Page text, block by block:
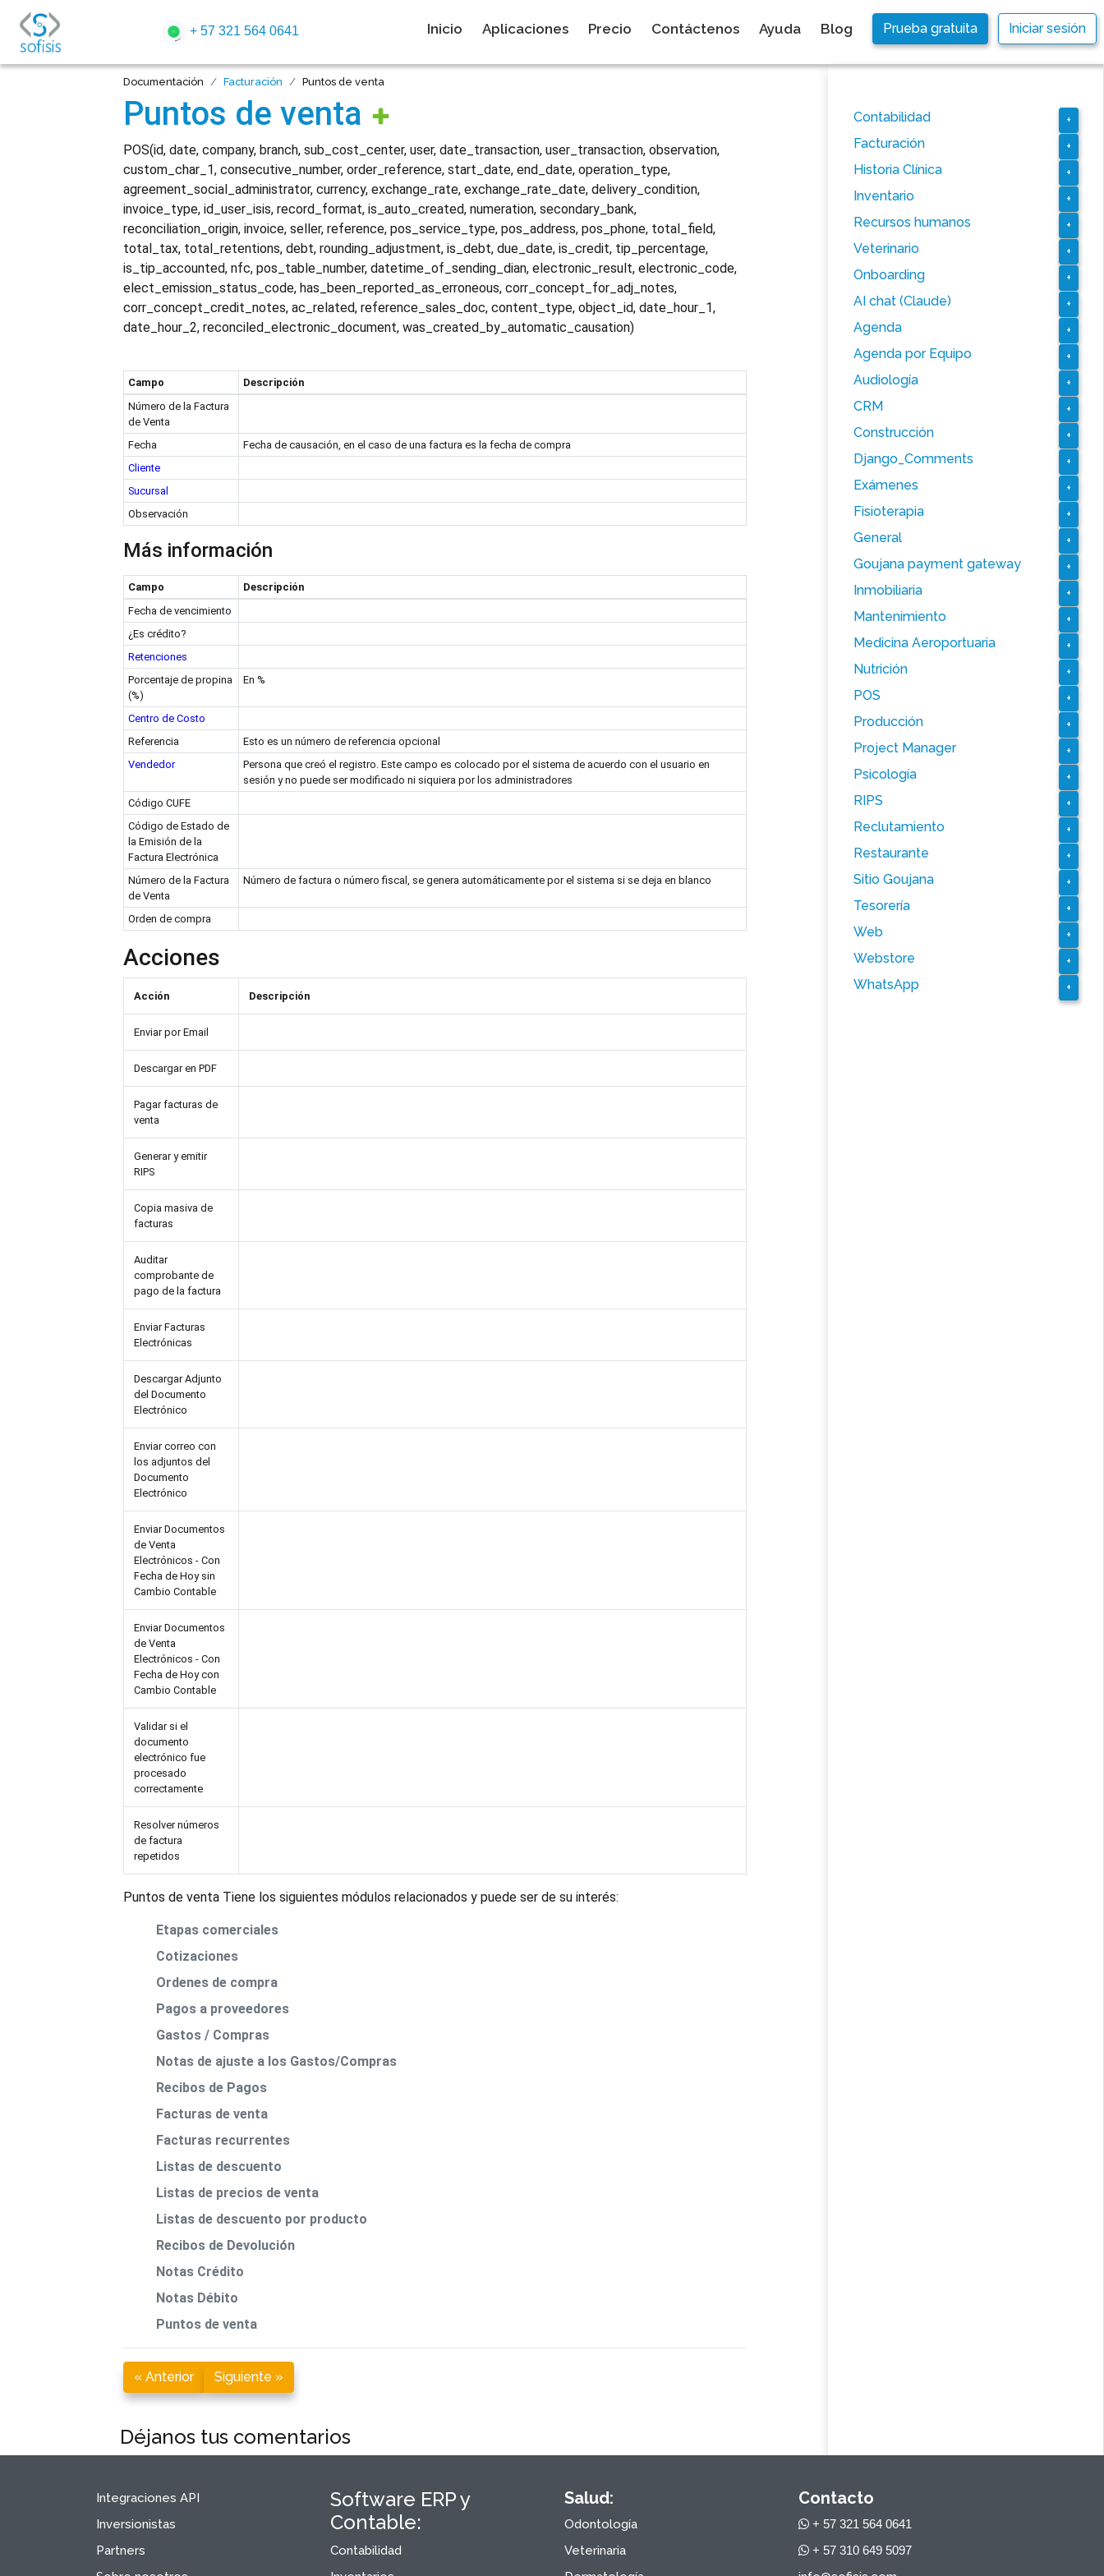
+ 57 321 564 0641 Inicio Aplicaciones Precio Contáctenos Ayuda Blog Prueba gratuita Iniciar sesión
Documentación Facturación Puntos de venta
Puntos de venta
POS(id, date, company, branch, sub_cost_center, user, date_transaction, user_transaction, observation,
custom_char_1, consecutive_number, order_reference, start_date, end_date, operation_type,
agreement_social_administrator, currency, exchange_rate, exchange_rate_date, delivery_condition,
invoice_type, id_user_isis, record_format, is_auto_created, numeration, secondary_bank,
reconciliation_origin, invoice, seller, reference, pos_service_type, pos_address, pos_phone, total_field,
total_tax, total_retentions, debt, rounding_adjustment, is_debt, due_date, is_credit, tip_percentage,
is_tip_accounted, nfc, pos_table_number, datetime_of_sending_dian, electronic_result, electronic_code,
elect_emission_status_code, has_been_reported_as_erroneous, corr_concept_for_adj_notes,
corr_concept_credit_notes, ac_related, reference_sales_doc, content_type, object_id, date_hour_1,
date_hour_2, reconciled_electronic_document, was_created_by_automatic_causation)
Campo
Descripción
Número de la Factura
de Venta
Fecha
Fecha de causación, en el caso de una factura es la fecha de compra
Cliente
Sucursal
Observación
Más información
Campo
Descripción
Fecha de vencimiento
¿Es crédito?
Retenciones
Porcentaje de propina
(%)
En %
Centro de Costo
Referencia
Esto es un número de referencia opcional
Vendedor
Persona que creó el registro. Este campo es colocado por el sistema de acuerdo con el usuario en
sesión y no puede ser modificado ni siquiera por los administradores
Código CUFE
Código de Estado de
la Emisión de la
Factura Electrónica
Número de la Factura
de Venta
Número de factura o número fiscal, se genera automáticamente por el sistema si se deja en blanco
Orden de compra
Acciones
Acción Descripción
Enviar por Email
Descargar en PDF
Pagar facturas de
venta
Generar y emitir
RIPS
Copia masiva de
facturas
Auditar
comprobante de
pago de la factura
Enviar Facturas
Electrónicas
Descargar Adjunto
del Documento
Electrónico
Enviar correo con
los adjuntos del
Documento
Electrónico
Enviar Documentos
de Venta
Electrónicos - Con
Fecha de Hoy sin
Cambio Contable
Enviar Documentos
de Venta
Electrónicos - Con
Fecha de Hoy con
Cambio Contable
Validar si el
documento
electrónico fue
procesado
correctamente
Resolver números
de factura
repetidos
Puntos de venta Tiene los siguientes módulos relacionados y puede ser de su interés:
Etapas comerciales
Cotizaciones
Ordenes de compra
Pagos a proveedores
Gastos / Compras
Notas de ajuste a los Gastos/Compras
Recibos de Pagos
Facturas de venta
Facturas recurrentes
Listas de descuento
Listas de precios de venta
Listas de descuento por producto
Recibos de Devolución
Notas Crédito
Notas Débito
Puntos de venta
« Anterior Siguiente »
Contabilidad +
Facturación +
Historia Clínica +
Inventario +
Recursos humanos +
Veterinario +
Onboarding +
AI chat (Claude) +
Agenda +
Agenda por Equipo +
Audiología +
CRM +
Construcción +
Django_Comments +
Exámenes +
Fisioterapia +
General +
Goujana payment gateway +
Inmobiliaria +
Mantenimiento +
Medicina Aeroportuaria +
Nutrición +
POS +
Producción +
Project Manager +
Psicología +
RIPS +
Reclutamiento +
Restaurante +
Sitio Goujana +
Tesorería +
Web +
Webstore +
WhatsApp +
Déjanos tus comentarios
Integraciones API
Inversionistas
Partners
Software ERP y
Contable:
Contabilidad
Salud:
Odontología
Veterinaria
Contacto
+ 57 321 564 0641
+ 57 310 649 5097